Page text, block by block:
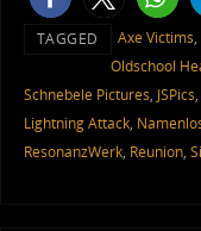
TAGGED Axe Victims,
Oldschool
Schnebele Pictures, JSPics,
Lightning Attack,
ResonanzWerk, Reunion,